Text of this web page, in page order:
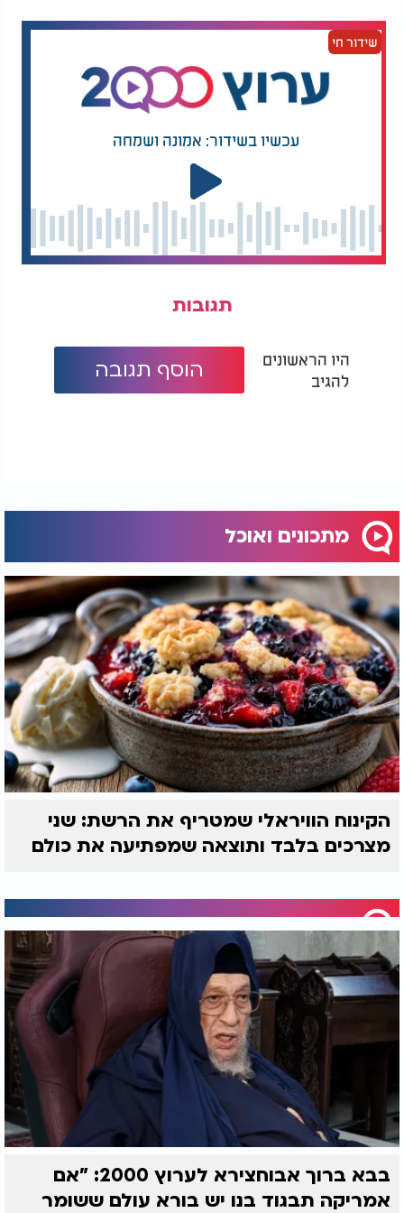
שידור חי
עכשיו בשידור: אמונה ושמחה
תגובות
היו הראשונים
להגיב
הוסף תגובה
מתכונים ואוכל
הקינוח הוויראלי שמטריף את הרשת: שני
מצרכים בלבד ותוצאה שמפתיעה את כולם
בבא ברוך אבוחצירא לערוץ 2000: "אם
אמריקה תבגוד בנו יש בורא עולם ששומר